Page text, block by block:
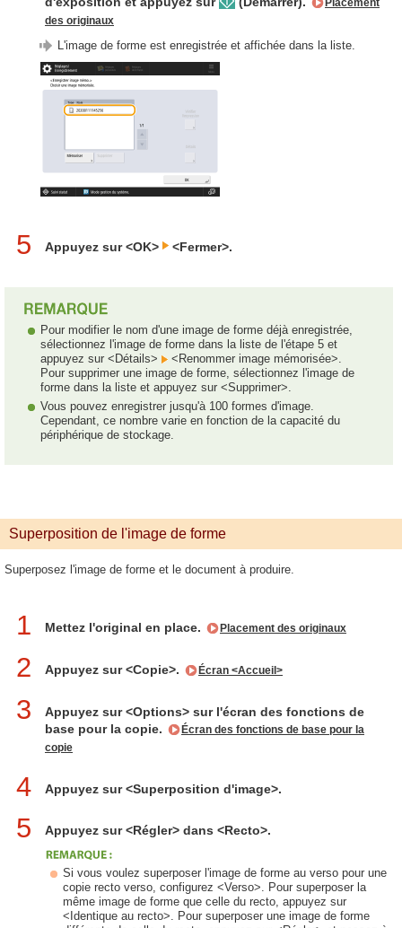
Placement
des originaux
L'image de forme est enregistrée et affichée dans la liste.
5 Appuyez sur <OK> <Fermer>.
Pour modifier le nom d'une image de forme déjà enregistrée,
sélectionnez l'image de forme dans la liste de l'étape 5 et
appuyez sur <Détails>
<Renommer image mémorisée>.
Pour supprimer une image de forme, sélectionnez l'image de
forme dans la liste et appuyez sur <Supprimer>.
Vous pouvez enregistrer jusqu'à 100 formes d'image.
Cependant, ce nombre varie en fonction de la capacité du
périphérique de stockage.
Superposition de l'image de forme
Superposez l'image de forme et le document à produire.
1 Mettez l'original en place. Placement des originaux
2 Appuyez sur <Copie>. Écran <Accueil>
3
Appuyez sur <Options> sur l'écran des fonctions de
base pour la copie.
Écran des fonctions de base pour la
copie
4 Appuyez sur <Superposition d'image>.
5 Appuyez sur <Régler> dans <Recto>.
Si vous voulez superposer l'image de forme au verso pour une
copie recto verso, configurez <Verso>. Pour superposer la
même image de forme que celle du recto, appuyez sur
<Identique au recto>. Pour superposer une image de forme